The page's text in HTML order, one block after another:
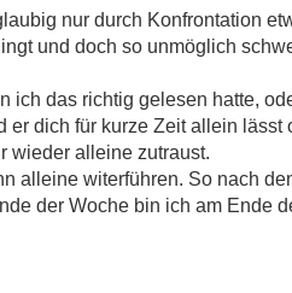
nur durch Konfrontation
und doch so unmöglich
ich das richtig gelesen hatte,
er dich für kurze Zeit allein
wieder alleine zutraust.
alleine witerführen. So nach
der Woche bin ich am Ende